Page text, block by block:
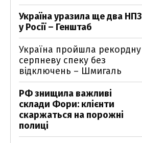
Україна уразила ще два НПЗ
у Росії – Генштаб
Україна пройшла рекордну
серпневу спеку без
відключень – Шмигаль
РФ знищила важливі
склади Фори: клієнти
скаржаться на порожні
полиці